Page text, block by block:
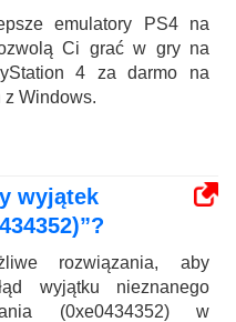
emulatory PS4 na
Ci grać w gry na
4 za darmo na
z Windows.
wyjątek
rozwiązania, aby
wyjątku nieznanego
(0xe0434352) w